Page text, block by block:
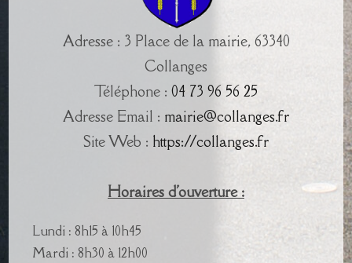
Adresse : 3 Place de la mairie, 63340
Collanges
Téléphone : 04 73 96 56 25
Adresse Email : mairie@collanges.fr
Site Web : https://collanges.fr
Horaires d'ouverture :
Lundi : 8h15 à 10h45
Mardi : 8h30 à 12h00